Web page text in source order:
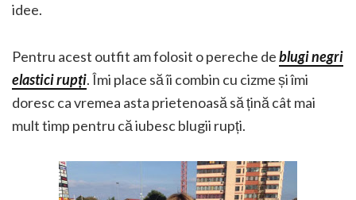
idee.
Pentru acest outfit am folosit o pereche deblugi negri
elastici rupți. Îmi place să îi combin cu cizme și îmi
doresc ca vremea asta prietenoasă să țină cât mai
mult timp pentru că iubesc blugii rupți.